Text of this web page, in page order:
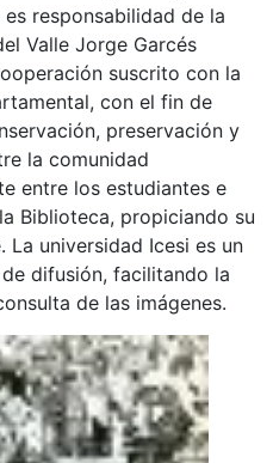
responsabilidad de la
Valle Jorge Garcés
suscrito con la
con el fin de
preservación y
la comunidad
entre los estudiantes e
Biblioteca, propiciando su
La universidad Icesi es un
difusión, facilitando la
de las imágenes.